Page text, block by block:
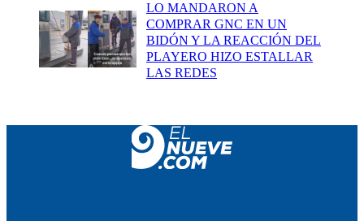
LO MANDARON A
COMPRAR GNC EN UN
BIDÓN Y LA REACCIÓN DEL
PLAYERO HIZO ESTALLAR
LAS REDES